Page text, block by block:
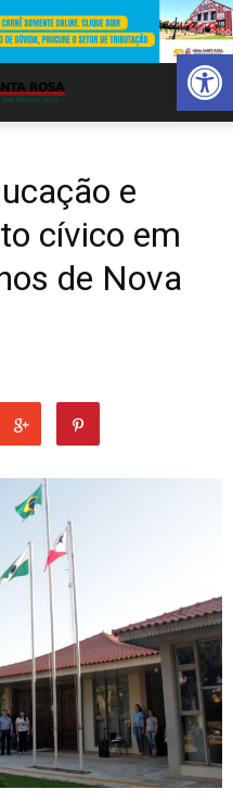
Abrir
e
cívico em
de Nova